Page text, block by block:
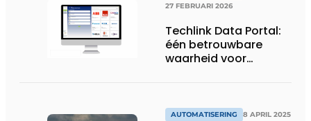
27 FEBRUARI 2026
Techlink Data Portal:
één betrouwbare
waarheid voor
AUTOMATISERING 8 APRIL 2025